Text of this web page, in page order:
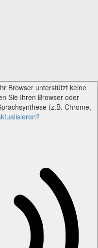
Browser unterstützt keine
Sie Ihren Browser oder
(z.B. Chrome,